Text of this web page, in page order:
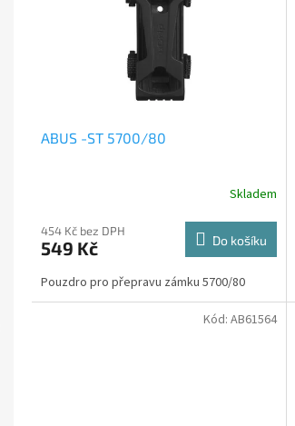
ABUS -ST 5700/80
Skladem
454 Kč bez DPH
549 Kč Do košíku
Pouzdro pro přepravu zámku 5700/80
Kód: AB61564